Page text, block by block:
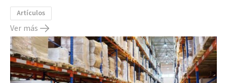
Artículos
Ver más